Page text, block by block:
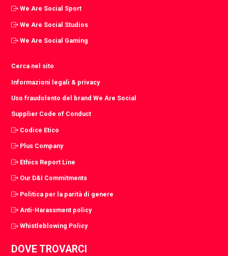
We Are Social Sport
We Are Social Studios
We Are Social Gaming
Cerca nel sito
Informazioni legali & privacy
Uso fraudolento del brand We Are Social
Supplier Code of Conduct
Codice Etico
Plus Company
Ethics Report Line
Our D&I Commitments
Politica per la parità di genere
Anti-Harassment policy
Whistleblowing Policy
DOVE TROVARCI